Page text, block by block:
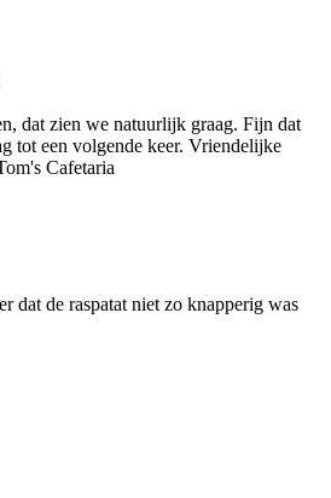
dat zien we natuurlijk graag. Fijn dat
tot een volgende keer. Vriendelijke
Cafetaria
dat de raspatat niet zo knapperig was